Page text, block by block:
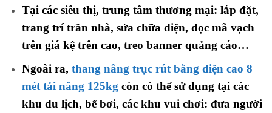
Tại các siêu thị, trung tâm thương mại: lắp đặt,
trang trí trần nhà, sửa chữa điện, đọc mã vạch
trên giá kệ trên cao, treo banner quảng cáo…
Ngoài ra, thang nâng trục rút bằng điện cao 8
mét tải nâng 125kg còn có thể sử dụng tại các
khu du lịch, bể bơi, các khu vui chơi: đưa người